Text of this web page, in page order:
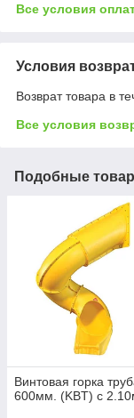
Все условия
Условия
Возврат товара в
Все условия
Подобные
Винтовая горка
600мм. (KBT) с